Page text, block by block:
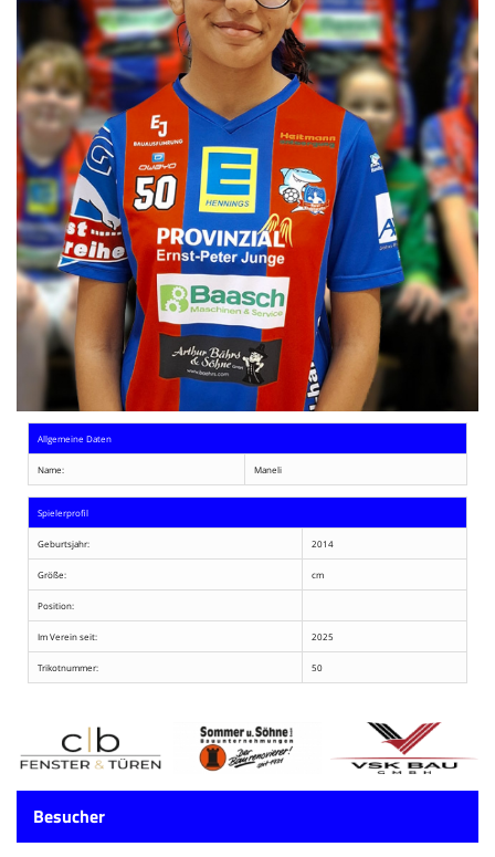
Trainer
ALLE SPIELE
HAIE TV
NEWSLETTER
DIE HAIE I Intern
Partner
Allgemeine Daten
Name: Maneli
Spielerprofil
Geburtsjahr: 2014
Größe: cm
Position:
Im Verein seit: 2025
Trikotnummer: 50
Besucher